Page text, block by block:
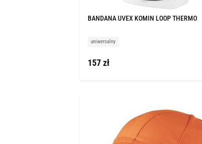
BANDANA UVEX KOMIN LOOP THERMO
uniwersalny
157 zł